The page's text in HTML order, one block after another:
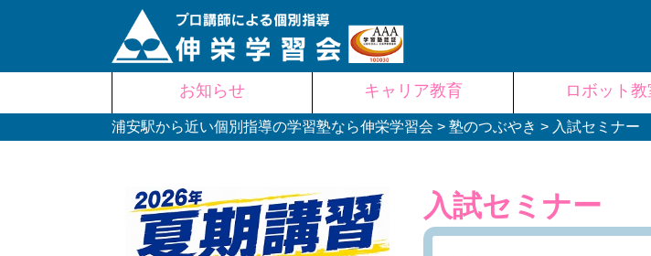
content
お知らせ キャリア教育 ロボット教
浦安駅から近い個別指導の学習塾なら伸栄学習会 > 塾のつぶやき > 入試セミナー
入試セミナー